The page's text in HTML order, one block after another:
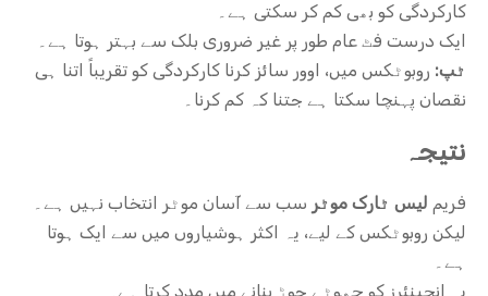
کارکردگی کو بھی کم کر سکتی ہے۔
ایک درست فٹ عام طور پر غیر ضروری بلک سے بہتر ہوتا ہے۔
ٹپ: روبوٹکس میں، اوور سائز کرنا کارکردگی کو تقریباً اتنا ہی
نقصان پہنچا سکتا ہے جتنا کہ کم کرنا۔
نتیجہ
فریم لیس ٹارک موٹر سب سے آسان موٹر انتخاب نہیں ہے۔
لیکن روبوٹکس کے لیے، یہ اکثر ہوشیاروں میں سے ایک ہوتا
ہے۔
یہ انجینئرز کو چھوٹے جوڑ بنانے میں مدد کرتا ہے۔